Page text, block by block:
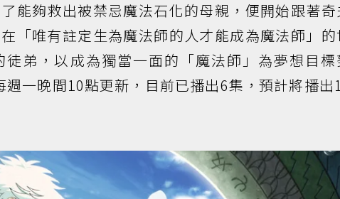
能夠救出被禁忌魔法石化的母親，便開始跟著奇
「唯有註定生為魔法師的人才能成為魔法師」的
弟，以成為獨當一面的「魔法師」為夢想目標
一晚間10點更新，目前已播出6集，預計將播出